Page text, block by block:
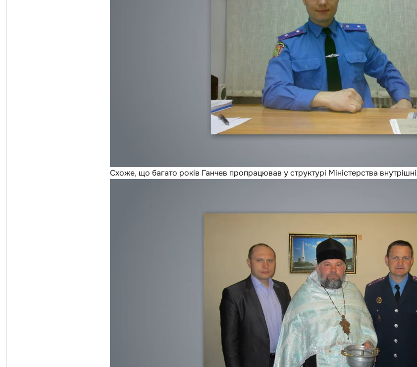
Схоже, що багато років Ганчев пропрацював у структурі Міністерства